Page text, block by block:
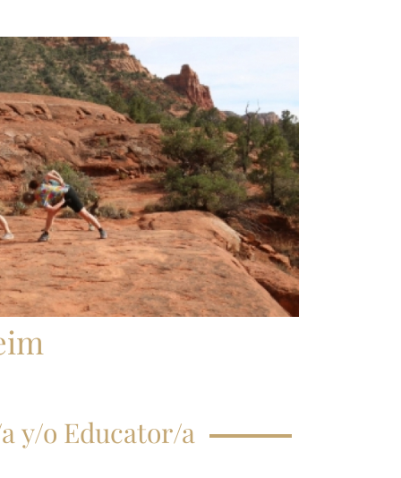
A TU
A
CLASE
y/o Educator/a